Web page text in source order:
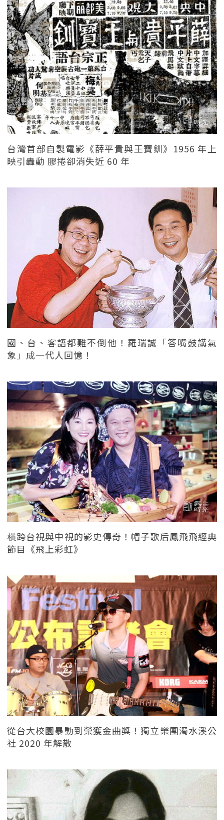
台灣首部自製電影《薛平貴與王寶釧》1956 年上
映引轟動 膠捲卻消失近 60 年
國、台、客語都難不倒他！羅瑞誠「答嘴鼓講氣
象」成一代人回憶！
橫跨台視與中視的影史傳奇！帽子歌后鳳飛飛經典
節目《飛上彩虹》
從台大校園暴動到榮獲金曲獎！獨立樂團濁水溪公
社 2020 年解散